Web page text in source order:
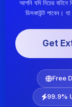
আপনি যদি নিচের
ডিসকাউন্ট পাবেন।
Get
Free
99.9%